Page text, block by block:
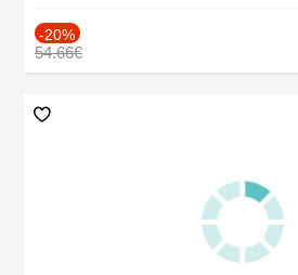
-20%
54.66€